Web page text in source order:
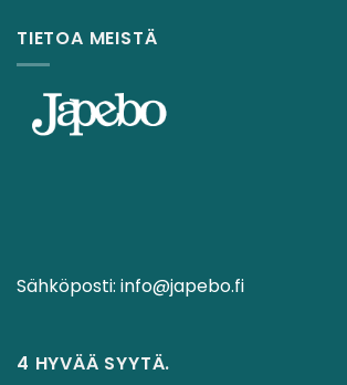
TIETOA MEISTÄ
Sähköposti: info@japebo.fi
4 HYVÄÄ SYYTÄ.